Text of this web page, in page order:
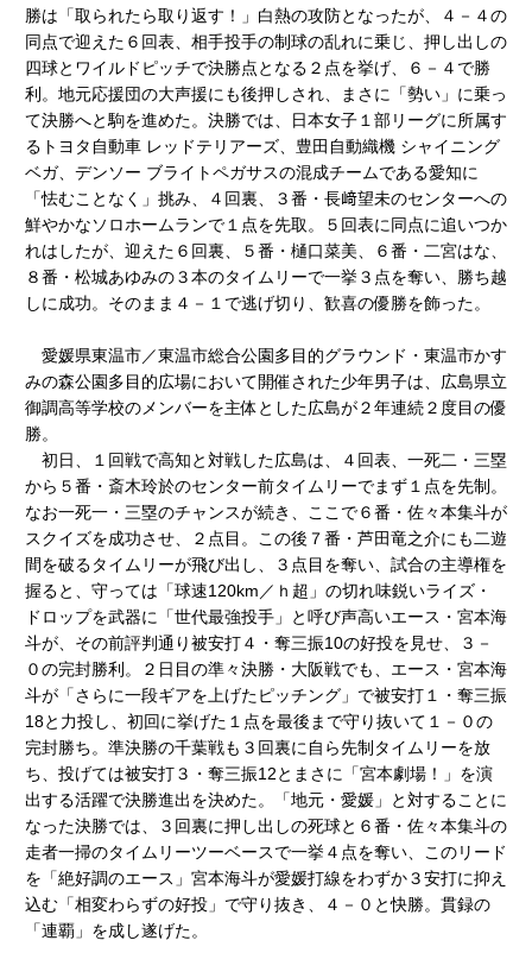
勝は「取られたら取り返す！」白熱の攻防となったが、４－４の
同点で迎えた６回表、相手投手の制球の乱れに乗じ、押し出しの
四球とワイルドピッチで決勝点となる２点を挙げ、６－４で勝
利。地元応援団の大声援にも後押しされ、まさに「勢い」に乗っ
て決勝へと駒を進めた。決勝では、日本女子１部リーグに所属す
るトヨタ自動車 レッドテリアーズ、豊田自動織機 シャイニング
ベガ、デンソー ブライトペガサスの混成チームである愛知に
「怯むことなく」挑み、４回裏、３番・長﨑望未のセンターへの
鮮やかなソロホームランで１点を先取。５回表に同点に追いつか
れはしたが、迎えた６回裏、５番・樋口菜美、６番・二宮はな、
８番・松城あゆみの３本のタイムリーで一挙３点を奪い、勝ち越
しに成功。そのまま４－１で逃げ切り、歓喜の優勝を飾った。
愛媛県東温市／東温市総合公園多目的グラウンド・東温市かす
みの森公園多目的広場において開催された少年男子は、広島県立
御調高等学校のメンバーを主体とした広島が２年連続２度目の優
勝。
初日、１回戦で高知と対戦した広島は、４回表、一死二・三塁
から５番・斎木玲於のセンター前タイムリーでまず１点を先制。
なお一死一・三塁のチャンスが続き、ここで６番・佐々本集斗が
スクイズを成功させ、２点目。この後７番・芦田竜之介にも二遊
間を破るタイムリーが飛び出し、３点目を奪い、試合の主導権を
握ると、守っては「球速120km／ｈ超」の切れ味鋭いライズ・
ドロップを武器に「世代最強投手」と呼び声高いエース・宮本海
斗が、その前評判通り被安打４・奪三振10の好投を見せ、３－
０の完封勝利。２日目の準々決勝・大阪戦でも、エース・宮本海
斗が「さらに一段ギアを上げたピッチング」で被安打１・奪三振
18と力投し、初回に挙げた１点を最後まで守り抜いて１－０の
完封勝ち。準決勝の千葉戦も３回裏に自ら先制タイムリーを放
ち、投げては被安打３・奪三振12とまさに「宮本劇場！」を演
出する活躍で決勝進出を決めた。「地元・愛媛」と対することに
なった決勝では、３回裏に押し出しの死球と６番・佐々本集斗の
走者一掃のタイムリーツーベースで一挙４点を奪い、このリード
を「絶好調のエース」宮本海斗が愛媛打線をわずか３安打に抑え
込む「相変わらずの好投」で守り抜き、４－０と快勝。貫録の
「連覇」を成し遂げた。